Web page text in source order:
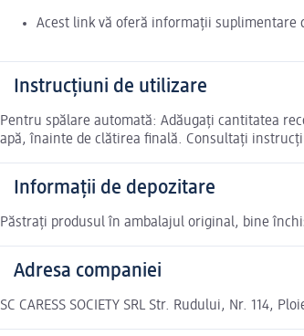
Acest link vă oferă informații suplimentare
Instrucțiuni de utilizare
Pentru spălare automată: Adăugați cantitatea
apă, înainte de clătirea finală. Consultați
Informații de depozitare
Păstrați produsul în ambalajul original, bine
Adresa companiei
SC CARESS SOCIETY SRL Str. Rudului, Nr. 114,